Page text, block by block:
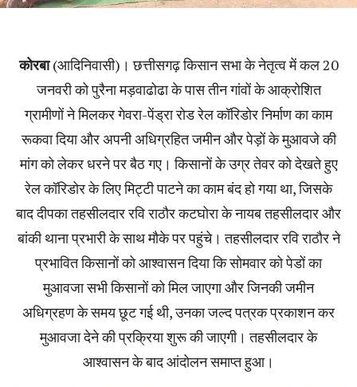
कोरबा(आदिनिवासी)। छत्तीसगढ़ किसान सभा के नेतृत्व में कल 20
जनवरी को पुरैना मड़वाढोढा के पास तीन गांवों के आक्रोशित
ग्रामीणों ने मिलकर गेवरा-पेंड्रा रोड रेल कॉरिडोर निर्माण का काम
रूकवा दिया और अपनी अधिग्रहित जमीन और पेड़ों के मुआवजे की
मांग को लेकर धरने पर बैठ गए। किसानों के उग्र तेवर को देखते हुए
रेल कॉरिडोर के लिए मिट्टी पाटने का काम बंद हो गया था, जिसके
बाद दीपका तहसीलदार रवि राठौर कटघोरा के नायब तहसीलदार और
बांकी थाना प्रभारी के साथ मौके पर पहुंचे। तहसीलदार रवि राठौर ने
प्रभावित किसानों को आश्वासन दिया कि सोमवार को पेडों का
मुआवजा सभी किसानों को मिल जाएगा और जिनकी जमीन
अधिग्रहण के समय छूट गई थी, उनका जल्द पत्रक प्रकाशन कर
मुआवजा देने की प्रक्रिया शुरू की जाएगी। तहसीलदार के
आश्वासन के बाद आंदोलन समाप्त हुआ।